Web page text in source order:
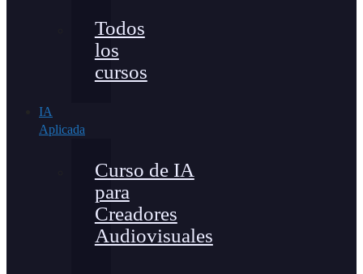
Todos
los
cursos
IA
Aplicada
Curso de IA
para
Creadores
Audiovisuales